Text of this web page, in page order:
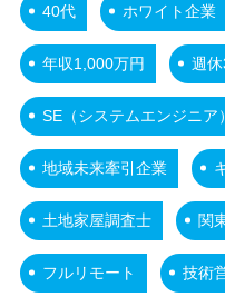
40代 ホワイト企業
年収1,000万円 週休
SE（システムエンジニア）
地域未来牽引企業
土地家屋調査士 関
フルリモート 技術